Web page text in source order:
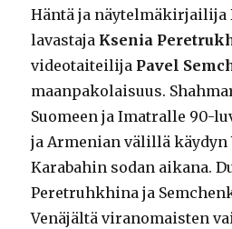
Häntä ja näytelmäkirjailija
lavastaja Ksenia
videotaiteilija Pavel
maanpakolaisuus.
Suomeen ja Imatralle 90-
ja Armenian välillä käydyn
Karabahin sodan aikana.
Peretruhkhina ja
Venäjältä viranomaisten